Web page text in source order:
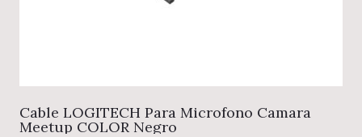
Cable LOGITECH Para Microfono Camara
Meetup COLOR Negro